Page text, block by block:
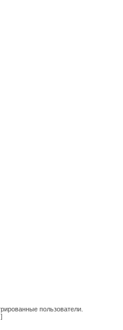
пользователи.
]